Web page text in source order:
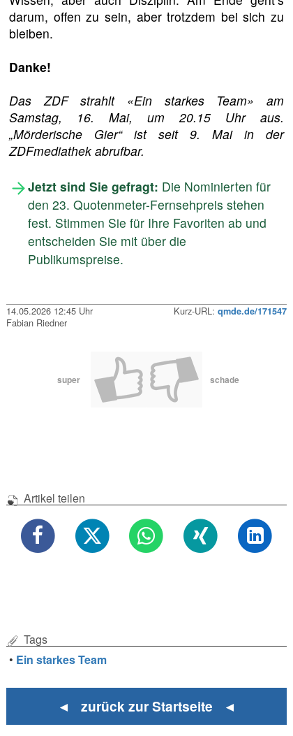
darum, offen zu sein, aber trotzdem bei sich zu
bleiben.
Danke!
Das ZDF strahlt «Ein starkes Team» am
Samstag, 16. Mai, um 20.15 Uhr aus.
„Mörderische Gier“ ist seit 9. Mai in der
ZDFmediathek abrufbar.
Jetzt sind Sie gefragt: Die Nominierten für
den 23. Quotenmeter-Fernsehpreis stehen
fest. Stimmen Sie für Ihre Favoriten ab und
entscheiden Sie mit über die
Publikumspreise.
14.05.2026 12:45 Uhr Kurz-URL: qmde.de/171547
Fabian Riedner
super schade
Artikel teilen
Tags
• Ein starkes Team
◄ zurück zur Startseite ◄